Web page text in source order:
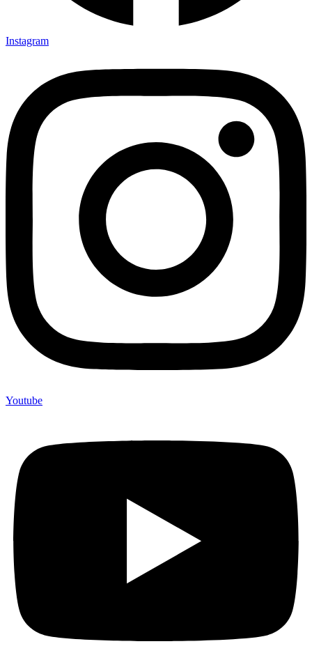
Instagram
Youtube